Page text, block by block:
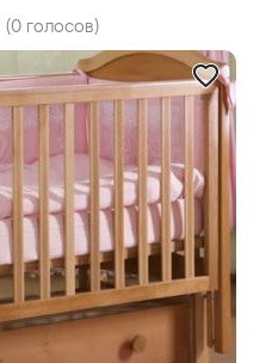
(0 голосов)